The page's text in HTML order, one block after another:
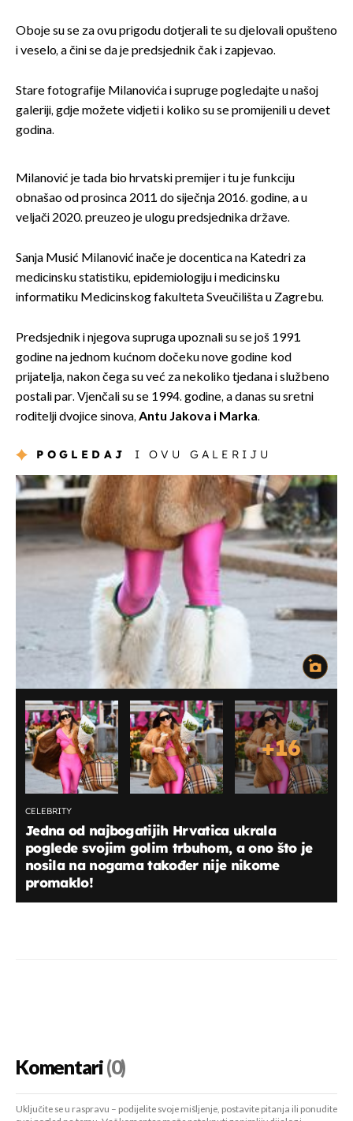
Oboje su se za ovu prigodu dotjerali te su djelovali opušteno
i veselo, a čini se da je predsjednik čak i zapjevao.
Stare fotografije Milanovića i supruge pogledajte u našoj
galeriji, gdje možete vidjeti i koliko su se promijenili u devet
godina.
Milanović je tada bio hrvatski premijer i tu je funkciju
obnašao od prosinca 2011. do siječnja 2016. godine, a u
veljači 2020. preuzeo je ulogu predsjednika države.
Sanja Musić Milanović inače je docentica na Katedri za
medicinsku statistiku, epidemiologiju i medicinsku
informatiku Medicinskog fakulteta Sveučilišta u Zagrebu.
Predsjednik i njegova supruga upoznali su se još 1991.
godine na jednom kućnom dočeku nove godine kod
prijatelja, nakon čega su već za nekoliko tjedana i službeno
postali par. Vjenčali su se 1994. godine, a danas su sretni
roditelji dvojice sinova,Antu Jakova i Marka.
POGLEDAJ I OVU GALERIJU
+16
CELEBRITY
Jedna od najbogatijih Hrvatica ukrala
poglede svojim golim trbuhom, a ono što je
nosila na nogama također nije nikome
promaklo!
Komentari(0)
Uključite se u raspravu – podijelite svoje mišljenje, postavite pitanja ili ponudite